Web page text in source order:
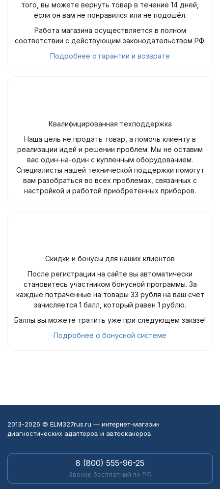
того, вы можете вернуть товар в течение 14 дней,
если он вам не понравился или не подошёл.
Работа магазина осуществляется в полном
соответствии с действующим законодательством РФ.
Подробнее о гарантии и возврате
Квалифицированная техподдержка
Наша цель не продать товар, а помочь клиенту в
реализации идей и решении проблем. Мы не оставим
вас один-на-один с купленным оборудованием.
Специалисты нашей технической поддержки помогут
вам разобраться во всех проблемах, связанных с
настройкой и работой приобретённых приборов.
Скидки и бонусы для наших клиентов
После регистрации на сайте вы автоматически
становитесь участником бонусной программы. За
каждые потраченные на товары 33 рубля на ваш счет
зачисляется 1 балл, который равен 1 рублю.
Баллы вы можете тратить уже при следующем заказе!
Подробнее о бонусной системе
2013-2026 © ELM327rus.ru — интернет-магазин
диагностических адаптеров и автосканеров
8 (800) 555-96-25
Звонок бесплатный по РФ